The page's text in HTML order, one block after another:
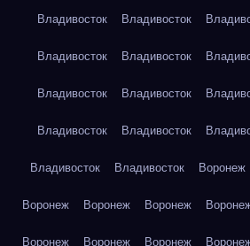
Владивосток Владивосток
Владивосток Владивосток
Владивосток Владивосток
Владивосток Владивосток
Владивосток Владивосток Воронеж
Воронеж Воронеж Воронеж
Воронеж Воронеж Воронеж